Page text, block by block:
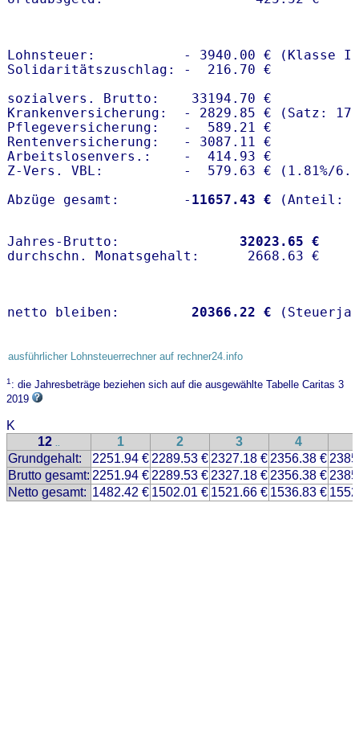
Lohnsteuer:           - 3940.00 € (Klasse I)
Solidaritätszuschlag: -  216.70 €
sozialvers. Brutto:    33194.70 €
Krankenversicherung:  - 2829.85 € (Satz:
Pflegeversicherung:   -  589.21 €
Rentenversicherung:   - 3087.11 €
Arbeitslosenvers.:    -  414.93 €
Z-Vers. VBL:          -  579.63 € ( 1.81%/
Abzüge gesamt:        - 11657.43 €
Jahres-Brutto: 32023.65 €
netto bleiben: 20366.22 €
ausführlicher Lohnsteuerrechner auf rechner24.info
1: die Jahresbeträge beziehen sich auf die ausgewählte Tabelle Caritas 3
2019
K
12 .. 1 2 3 4
Grundgehalt:
2251.94 € 2289.53 € 2327.18 € 2356.38 €
Brutto gesamt: 2251.94 € 2289.53 € 2327.18 € 2356.38 €
Netto gesamt: 1482.42 € 1502.01 € 1521.66 € 1536.83 €